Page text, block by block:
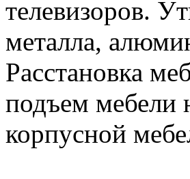
телевизоров.
металла,
Расстановка
подъем мебели
корпусной